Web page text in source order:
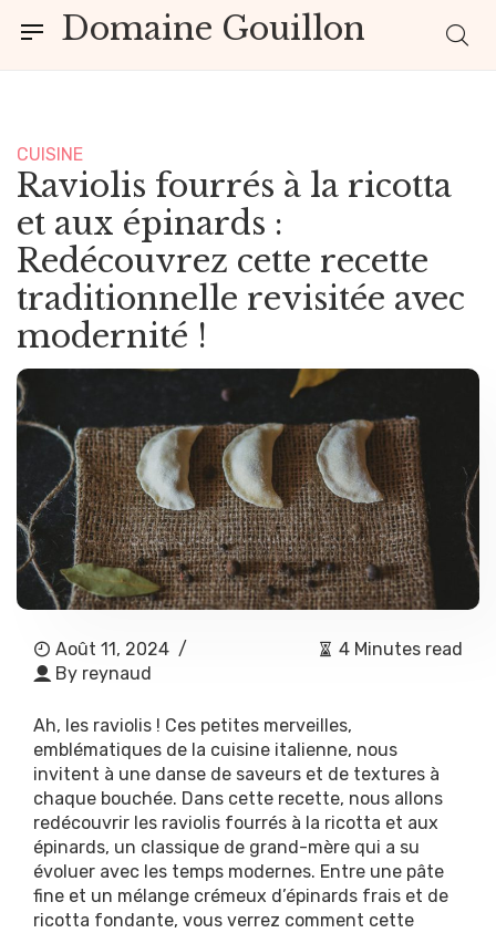
Domaine Gouillon
CUISINE
Raviolis fourrés à la ricotta
et aux épinards :
Redécouvrez cette recette
traditionnelle revisitée avec
modernité !
Août 11, 2024 /
By reynaud
4 Minutes read
Ah, les raviolis ! Ces petites merveilles,
emblématiques de la cuisine italienne, nous
invitent à une danse de saveurs et de textures à
chaque bouchée. Dans cette recette, nous allons
redécouvrir les raviolis fourrés à la ricotta et aux
épinards, un classique de grand-mère qui a su
évoluer avec les temps modernes. Entre une pâte
fine et un mélange crémeux d’épinards frais et de
ricotta fondante, vous verrez comment cette